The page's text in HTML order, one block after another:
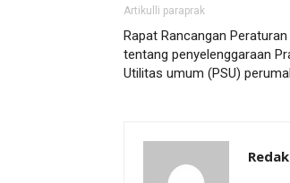
Artikulli paraprak
Rapat Rancangan
tentang penyelenggaraan
Utilitas umum (PSU)